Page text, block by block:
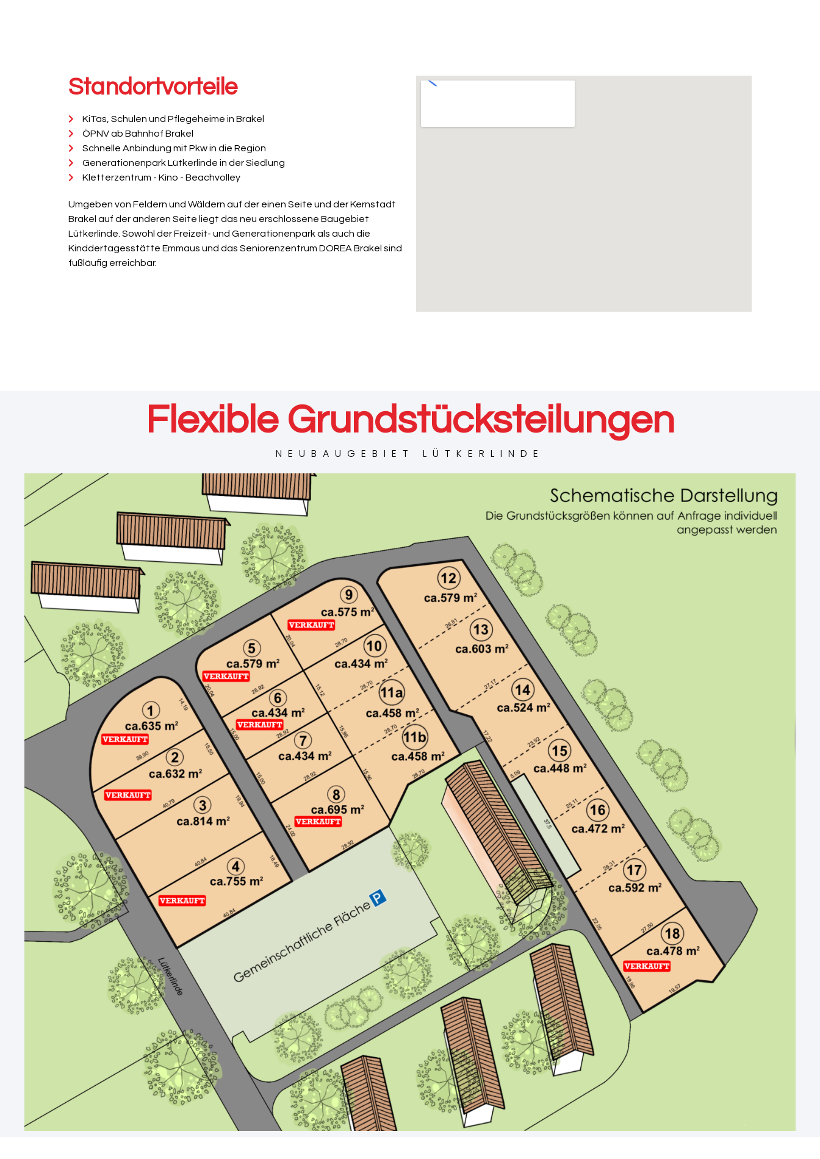
Standortvorteile
KiTas, Schulen und Pflegeheime in Brakel
ÖPNV ab Bahnhof Brakel
Schnelle Anbindung mit Pkw in die Region
Generationenpark Lütkerlinde in der Siedlung
Kletterzentrum - Kino - Beachvolley
Umgeben von Feldern und Wäldern auf der einen Seite und der Kernstadt
Brakel auf der anderen Seite liegt das neu erschlossene Baugebiet
Lütkerlinde. Sowohl der Freizeit- und Generationenpark als auch die
Kinddertagesstätte Emmaus und das Seniorenzentrum DOREA Brakel sind
fußläufig erreichbar.
Flexible Grundstücksteilungen
NEUBAUGEBIET LÜTKERLINDE